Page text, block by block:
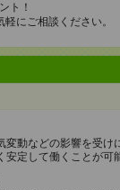
ト！
にご相談ください。
変動などの影響を受け
定して働くことが可